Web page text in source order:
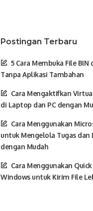
Postingan Terbaru
5 Cara Membuka File BIN
Tanpa Aplikasi Tambahan
Cara Mengaktifkan
di Laptop dan PC dengan
Cara Menggunakan
untuk Mengelola Tugas dan
dengan Mudah
Cara Menggunakan
Windows untuk Kirim File